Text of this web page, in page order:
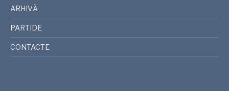
ARHIVĂ
PARTIDE
CONTACTE